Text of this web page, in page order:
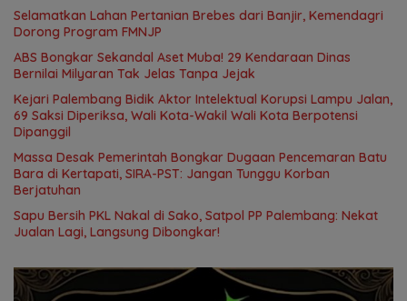
Selamatkan Lahan Pertanian Brebes dari Banjir, Kemendagri
Dorong Program FMNJP
ABS Bongkar Sekandal Aset Muba! 29 Kendaraan Dinas
Bernilai Milyaran Tak Jelas Tanpa Jejak
Kejari Palembang Bidik Aktor Intelektual Korupsi Lampu Jalan,
69 Saksi Diperiksa, Wali Kota-Wakil Wali Kota Berpotensi
Dipanggil
Massa Desak Pemerintah Bongkar Dugaan Pencemaran Batu
Bara di Kertapati, SIRA-PST: Jangan Tunggu Korban
Berjatuhan
Sapu Bersih PKL Nakal di Sako, Satpol PP Palembang: Nekat
Jualan Lagi, Langsung Dibongkar!